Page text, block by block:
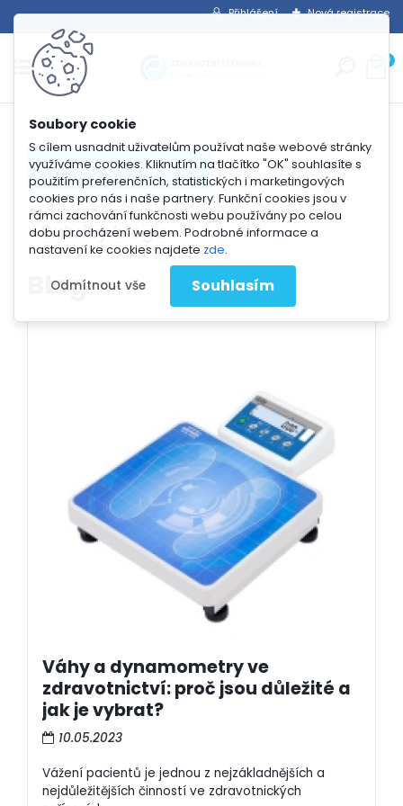
S cílem usnadnit uživatelům používat naše webové stránky
využíváme cookies. Kliknutím na tlačítko "OK" souhlasíte s
použitím preferenčních, statistických i marketingových
cookies pro nás i naše partnery. Funkční cookies jsou v
rámci zachování funkčnosti webu používány po celou
dobu procházení webem. Podrobné informace a
nastavení ke cookies najdete zde.
Odmítnout vše Souhlasím
Přihlášení Nová registrace
0
Blog
Váhy a dynamometry ve
zdravotnictví: proč jsou důležité a
jak je vybrat?
10.05.2023
Vážení pacientů je jednou z nejzákladnějších a
nejdůležitějších činností ve zdravotnických
Rubriky blogu